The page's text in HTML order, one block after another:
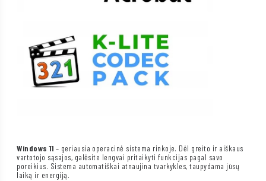
Windows 11 – geriausia operacinė sistema rinkoje. Dėl greito ir aiškaus
vartotojo sąsajos, galėsite lengvai pritaikyti funkcijas pagal savo
poreikius. Sistema automatiškai atnaujina tvarkykles, taupydama jūsų
laiką ir energiją.